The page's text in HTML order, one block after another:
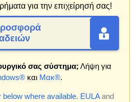
για την επιχείρησή σας!
σας σύστημα; Λήψη για
και Μακ®.
below where available. EULAand